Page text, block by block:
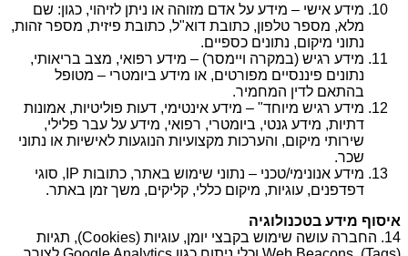
מידע אישי – מידע על אדם מזוהה או ניתן לזיהוי, כגון: שם
מלא, מספר טלפון, כתובת דוא"ל, כתובת פיזית, מספר זהות,
נתוני מיקום, נתונים כספיים.
מידע רגיש (במקרה ויימסר) – מידע רפואי, מצב בריאותי,
נתונים פיננסיים מפורטים, או מידע ביומטרי – מטופל
בהתאם לדין המחמיר.
מידע רגיש מיוחד" – מידע אינטימי, דעות פוליטיות, אמונות
דתיות, מידע גנטי, ביומטרי, רפואי, מידע על עבר פלילי,
שירותי מיקום, והערכות מקצועיות הנוגעות לאישיות או נתוני
שכר.
מידע אנונימי/טכני – נתוני שימוש באתר, כתובות IP, סוגי
דפדפנים, עוגיות, מיקום כללי, קליקים, משך זמן באתר.
איסוף מידע בטכנולוגיה
14. החברה עושה שימוש בקבצי יומן, עוגיות (Cookies), תגיות